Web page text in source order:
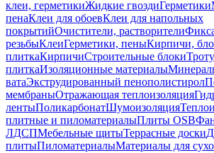
клеи, герметикиЖидкие гвоздиГерметики
пенаКлеи для обоевКлеи для напольных
покрытийОчистители, растворители
резьбыКлеиГерметики, пеныКирпичи,
плиткаКирпичиСтроительные блоки
плиткаИзоляционные материалы
ватаЭкструдированный пенополистирол
мембраныОтражающая теплоизоляция
лентыПоликарбонатШумоизоляция
плитные и пиломатериалыПлиты OSB
ЛДСПМебельные щитыТеррасные доски
плитыПиломатериалыМатериалы для